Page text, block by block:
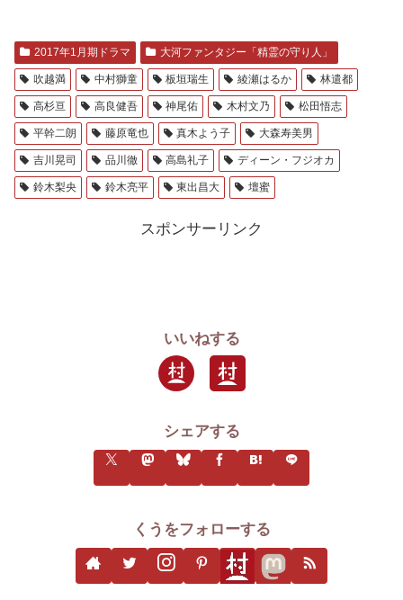
2017年1月期ドラマ 大河ファンタジー「精霊の守り人」
吹越満 中村獅童 板垣瑞生 綾瀬はるか 林遣都
高杉亘 高良健吾 神尾佑 木村文乃 松田悟志
平幹二朗 藤原竜也 真木よう子 大森寿美男
吉川晃司 品川徹 高島礼子 ディーン・フジオカ
鈴木梨央 鈴木亮平 東出昌大 壇蜜
スポンサーリンク
いいねする
シェアする
くうをフォローする